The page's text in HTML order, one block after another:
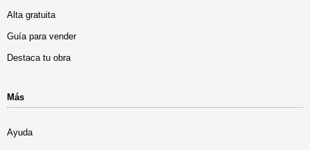
Alta gratuita
Guía para vender
Destaca tu obra
Más
Ayuda